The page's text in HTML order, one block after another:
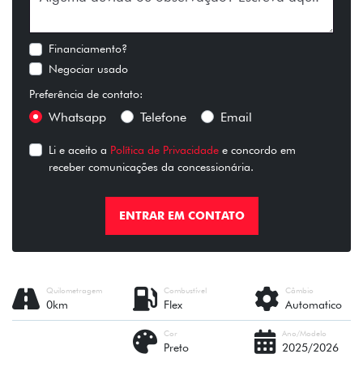
Financiamento?
Negociar usado
Preferência de contato:
Whatsapp Telefone Email
Li e aceito a Política de Privacidade e concordo em
receber comunicações da concessionária.
ENTRAR EM CONTATO
Câmbio
Automatico
Combustível
Flex
Quilometragem
0km
Ano/Modelo
2025/2026
Cor
Preto